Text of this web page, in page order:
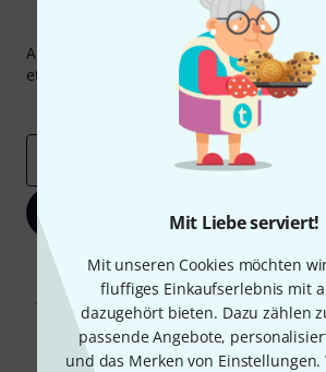
Mit Liebe serviert!
Mit unseren Cookies möchten
fluffiges Einkaufserlebnis mit
dazugehört bieten. Dazu zählen
passende Angebote,
und das Merken von
Thomann
Abonniere den Thomann Newsletter und
etwas Glück einen von
50 Gutscheinen
Inspirierende Beiträge
Deals
Jetzt anmelden
Mit Klick auf „Jetzt anmelden“ stimmen Sie
Werbung und einer Messung des E-Mail-
Abmeldung ist jederzeit möglich. Weitere
unseren
* Pflichtfeld